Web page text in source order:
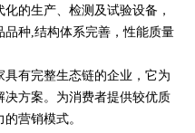
的生产、检测及试验设备，
种,结构体系完善，性能质量
有完整生态链的企业，它为
方案。为消费者提供较优质
营销模式。